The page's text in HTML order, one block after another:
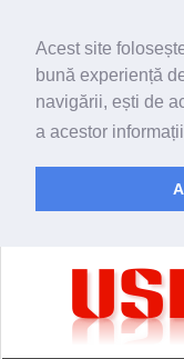
Acest site
bună experiență
navigării, ești de
a acestor